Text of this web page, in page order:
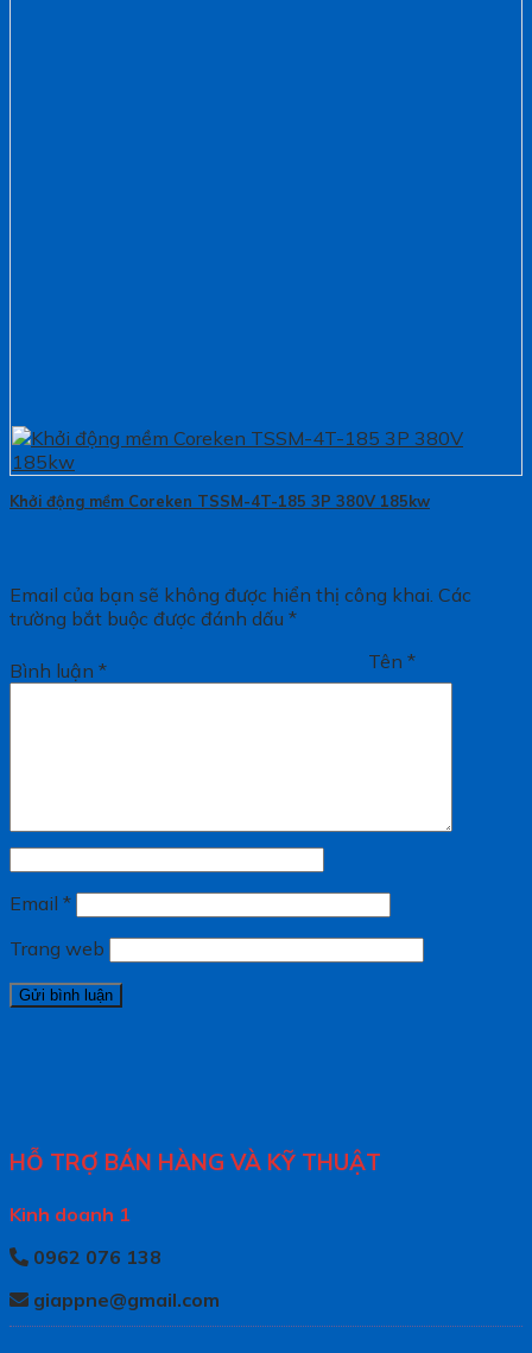
Khởi động mềm Coreken TSSM-4T-185 3P 380V 185kw
Email của bạn sẽ không được hiển thị công khai. Các
trường bắt buộc được đánh dấu *
Bình luận * Tên*
Email *
Trang web
HỖ TRỢ BÁN HÀNG VÀ KỸ THUẬT
Kinh doanh 1
0962 076 138
giappne@gmail.com